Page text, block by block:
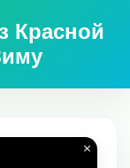
Красной